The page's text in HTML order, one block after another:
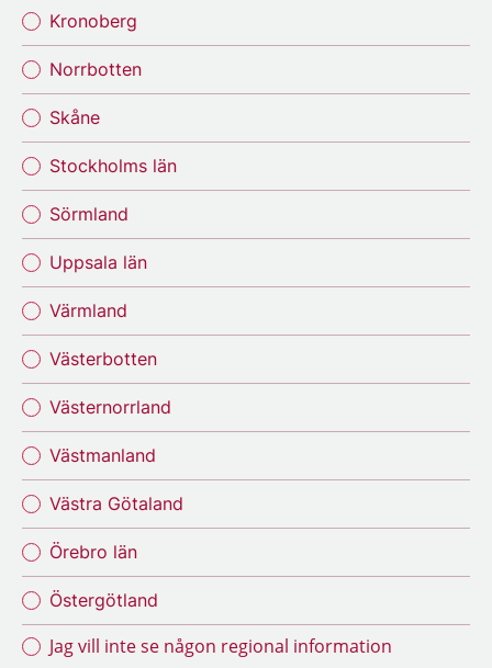
Kronoberg
Norrbotten
Skåne
Stockholms län
Sörmland
Uppsala län
Värmland
Västerbotten
Västernorrland
Västmanland
Västra Götaland
Örebro län
Östergötland
Jag vill inte se någon regional information